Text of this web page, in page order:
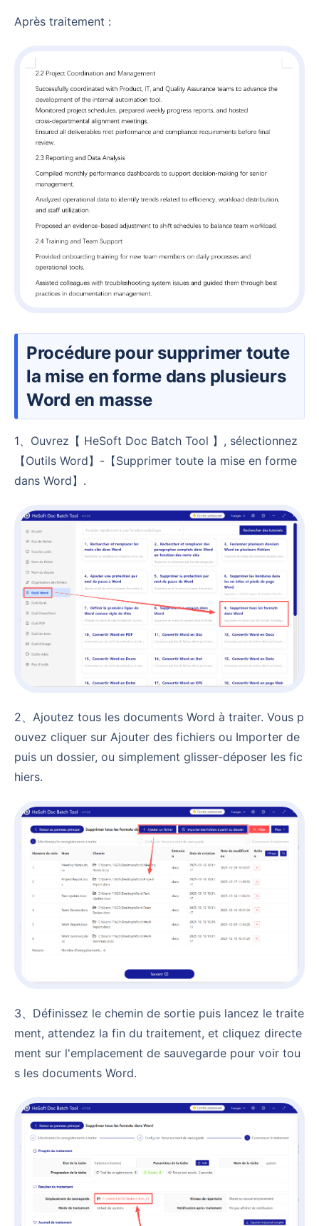
Après traitement :
Procédure pour supprimer toute
la mise en forme dans plusieurs
Word en masse
1、Ouvrez【 HeSoft Doc Batch Tool 】, sélectionnez
【Outils Word】-【Supprimer toute la mise en forme
dans Word】.
2、Ajoutez tous les documents Word à traiter. Vous p
ouvez cliquer sur Ajouter des fichiers ou Importer de
puis un dossier, ou simplement glisser-déposer les fic
hiers.
3、Définissez le chemin de sortie puis lancez le traite
ment, attendez la fin du traitement, et cliquez directe
ment sur l'emplacement de sauvegarde pour voir tou
s les documents Word.